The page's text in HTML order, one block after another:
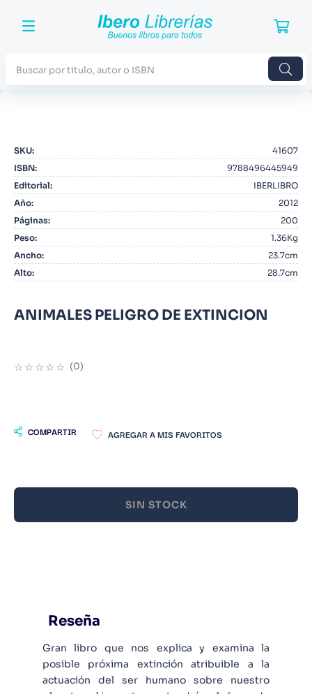
SKU:
41607
ISBN:
9788496445949
Editorial:
IBERLIBRO
Año:
2012
Páginas:
200
Peso:
1.36Kg
Ancho:
23.7cm
Alto: 28.7cm
ANIMALES PELIGRO DE EXTINCION
☆☆☆☆☆ (0)
COMPARTIR
SIN STOCK
Reseña
Gran libro que nos explica y examina la
posible próxima extinción atribuible a la
actuación del ser humano sobre nuestro
2. Blue Lock
3. Jujutsu Kaisen
4. Odisea
5. Manga
6. Stephen King
7. Iliada